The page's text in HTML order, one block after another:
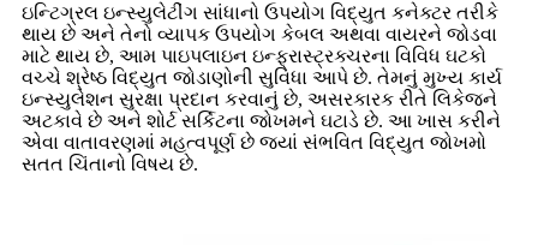
ઇન્ટિગ્રલ ઇન્સ્યુલેટીંગ સાંધાનો ઉપયોગ વિદ્યુત કનેક્ટર તરીકે
થાય છે અને તેનો વ્યાપક ઉપયોગ કેબલ અથવા વાયરને જોડવા
માટે થાય છે, આમ પાઇપલાઇન ઇન્ફ્રાસ્ટ્રક્ચરના વિવિધ ઘટકો
વચ્ચે શ્રેષ્ઠ વિદ્યુત જોડાણોની સુવિધા આપે છે. તેમનું મુખ્ય કાર્ય
ઇન્સ્યુલેશન સુરક્ષા પ્રદાન કરવાનું છે, અસરકારક રીતે લિકેજને
અટકાવે છે અને શોર્ટ સર્કિટના જોખમને ઘટાડે છે. આ ખાસ કરીને
એવા વાતાવરણમાં મહત્વપૂર્ણ છે જ્યાં સંભવિત વિદ્યુત જોખમો
સતત ચિંતાનો વિષય છે.